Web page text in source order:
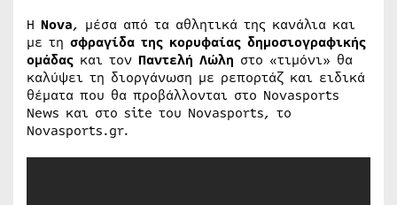
Η Nova, μέσα από τα αθλητικά της κανάλια και
με τη σφραγίδα της κορυφαίας δημοσιογραφικής
ομάδας και τον Παντελή Λώλη στο «τιμόνι» θα
καλύψει τη διοργάνωση με ρεπορτάζ και ειδικά
θέματα που θα προβάλλονται στο Novasports
News και στο site του Novasports, το
Novasports.gr.